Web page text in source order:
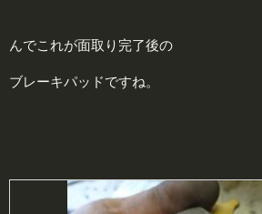
んでこれが面取り完了後の
ブレーキパッドですね。